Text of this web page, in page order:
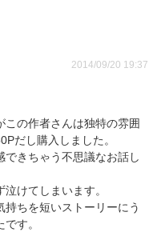
2014/09/20 19:37
の作者さんは独特の雰囲
だし購入しました。
きちゃう不思議なお話し
けてしまいます。
ちを短いストーリーにう
す。